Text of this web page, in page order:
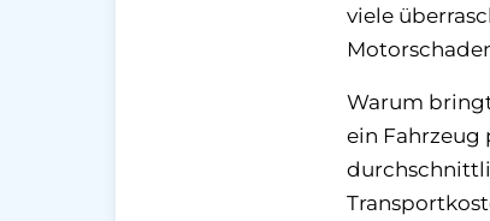
viele
Warum
ein Fahrzeug